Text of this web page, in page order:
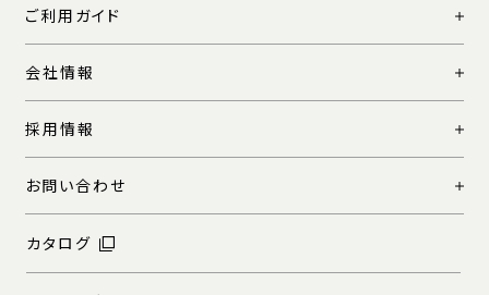
ご利用ガイド
会社情報
採用情報
お問い合わせ
カタログ